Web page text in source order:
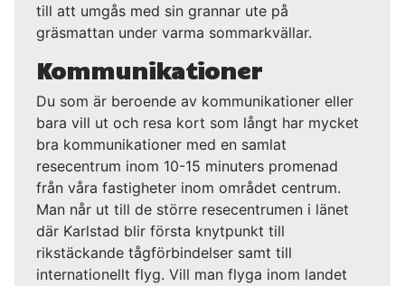
till att umgås med sin grannar ute på
gräsmattan under varma sommarkvällar.
Kommunikationer
Du som är beroende av kommunikationer eller
bara vill ut och resa kort som långt har mycket
bra kommunikationer med en samlat
resecentrum inom 10-15 minuters promenad
från våra fastigheter inom området centrum.
Man når ut till de större resecentrumen i länet
där Karlstad blir första knytpunkt till
rikstäckande tågförbindelser samt till
internationellt flyg. Vill man flyga inom landet